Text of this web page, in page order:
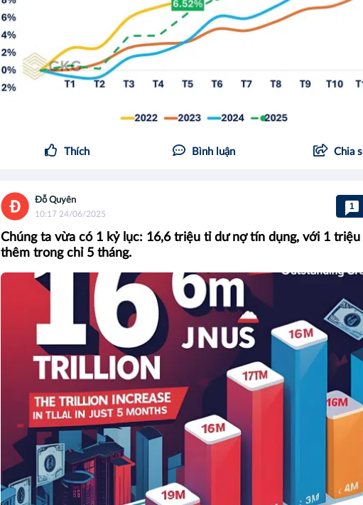
Thích Bình luận Chia
Đỗ Quyên
10:17 24/06/2025
1
Chúng ta vừa có 1 kỷ lục: 16,6 triệu tỉ dư nợ tín dụng, với 1 triệu
thêm trong chỉ 5 tháng.